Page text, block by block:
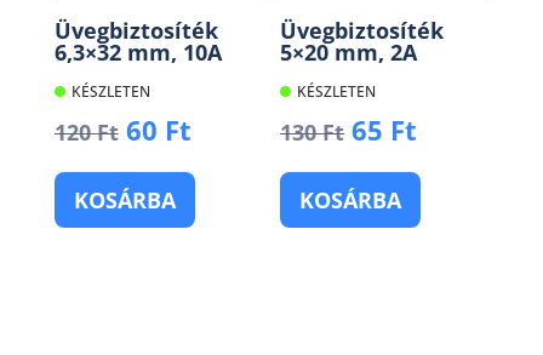
Üvegbiztosíték
6,3×32 mm, 10A
KÉSZLETEN
120Ft Original
was:
120 Ft.
60 FtCurrent
is:
60 Ft.
KOSÁRBA
Üvegbiztosíték
5×20 mm, 2A
KÉSZLETEN
130Ft Original
was:
130 Ft.
65 Ft
is:
65 Ft.
KOSÁRBA